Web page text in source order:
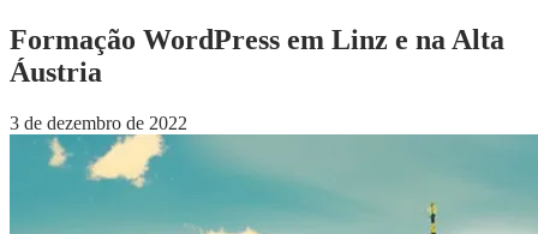
Formação WordPress em Linz e na Alta
Áustria
3 de dezembro de 2022